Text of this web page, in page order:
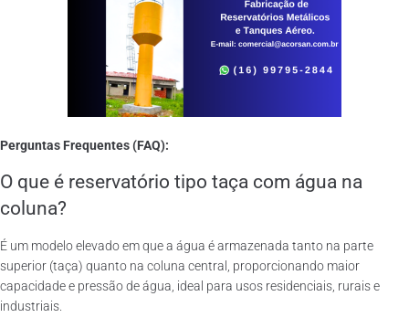
Perguntas Frequentes (FAQ):
O que é reservatório tipo taça com água na
coluna?
É um modelo elevado em que a água é armazenada tanto na parte
superior (taça) quanto na coluna central, proporcionando maior
capacidade e pressão de água, ideal para usos residenciais, rurais e
industriais.